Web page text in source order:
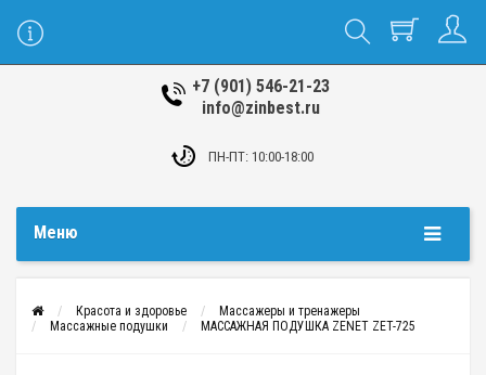
+7 (901) 546-21-23
info@zinbest.ru
ПН-ПТ: 10:00-18:00
Меню
Красота и здоровье
Массажеры и тренажеры
Массажные подушки
МАССАЖНАЯ ПОДУШКА ZENET ZET-725